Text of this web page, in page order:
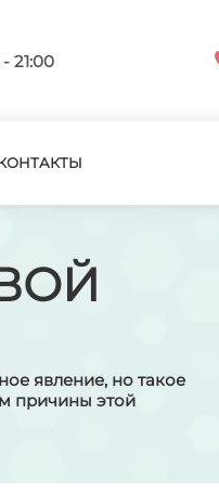
21:00
явление, но такое
причины этой